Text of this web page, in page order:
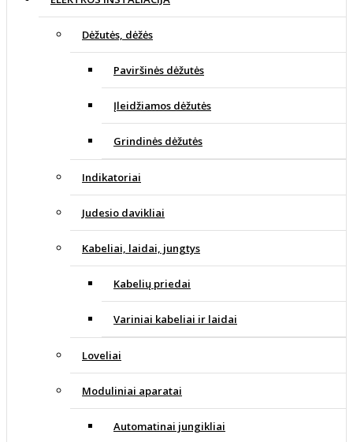
Dėžutės, dėžės
Paviršinės dėžutės
Įleidžiamos dėžutės
Grindinės dėžutės
Indikatoriai
Judesio davikliai
Kabeliai, laidai, jungtys
Kabelių priedai
Variniai kabeliai ir laidai
Loveliai
Moduliniai aparatai
Automatinai jungikliai